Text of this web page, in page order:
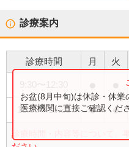
診療案内
診療時間 月 火
15:00〜18:30 ● ●
診療時間・内容等について、
お盆(8月中旬)は休診・休
医療機関に直接ご確認くだ